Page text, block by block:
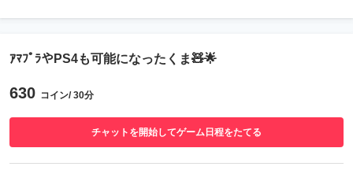
ｱﾏﾌﾟﾗやPS4も可能になったくま🧸🌟
630 コイン/ 30分
チャットを開始してゲーム日程をたてる